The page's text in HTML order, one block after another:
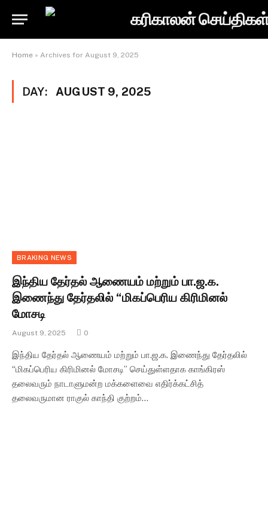
Home » Archives for August 9, 2025
DAY: AUGUST 9, 2025
BRAKING NEWS
இந்திய தேர்தல் ஆணையம் மற்றும் பா.ஜ.க.
இணைந்து தேர்தலில் “மிகப்பெரிய கிரிமினல்
மோசடி
August 9, 2025 0
இந்திய தேர்தல் ஆணையம் மற்றும் பா.ஜ.க. இணைந்து தேர்தலில்
“மிகப்பெரிய கிரிமினல் மோசடி” செய்துள்ளதாக காங்கிரஸ்
தலைவரும் நாடாளுமன்ற மக்களைவை எதிர்க்கட்சித்
தலைவருமான ராகுல் காந்தி குற்றம்…